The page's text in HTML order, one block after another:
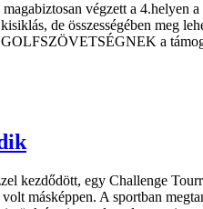
végzett a
de összességében meg
a
kezdődött, egy Challenge
másképpen. A sportban